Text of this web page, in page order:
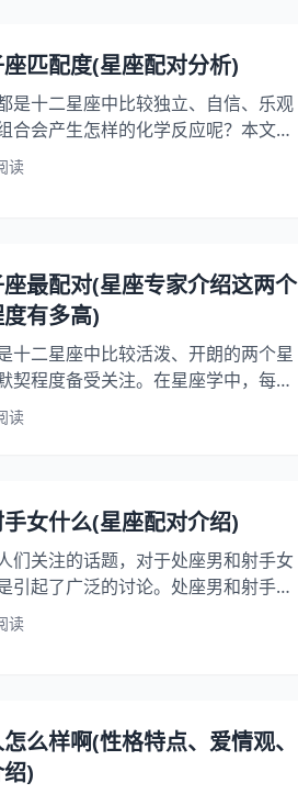
生冲突，也不会刻意去挑衅别人。在
善于倾听别人的
匹配度(星座配对分析)
是十二星座中比较独立、自信、乐观
合会产生怎样的化学反应呢？本文将
优缺点、爱情观等多个方面进行分
手座和狮子座的匹配度。 一、星座特
二星座中最自信、最有领导才能的星
读
最配对(星座专家介绍这两个
有多高)
十二星座中比较活泼、开朗的两个星
契程度备受关注。在星座学中，每个
性格特点和优缺点，不同星座之间的
同。射手座和双子座之间的关系如何
契程度有多高。 一、性格特点 射手
于阳性星座，它们都比较积极、乐
读
女什么(星座配对介绍)
们关注的话题，对于处座男和射手女
引起了广泛的讨论。处座男和射手女
样的呢？他们之间有哪些相似之处和
从星座特点、性格特征、爱情观等多
他们非常谨慎，不喜欢冒险
读
么样啊(性格特点、爱情观、
)